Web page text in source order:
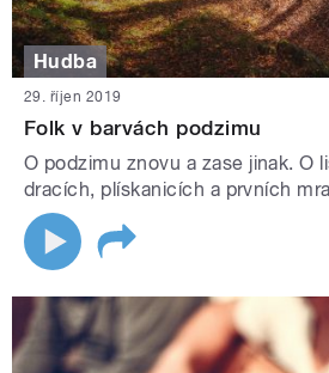
Hudba
29. říjen 2019
Folk v barvách podzimu
O podzimu znovu a zase jinak. O
dracích, plískanicích a prvních